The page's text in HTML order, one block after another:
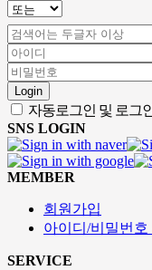
Login
자동로그인 및 로그
SNS LOGIN
MEMBER
회원가입
아이디/비밀번호
SERVICE